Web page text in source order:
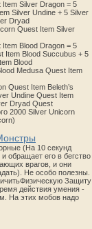
Silver Dragon = 5
Silver Undine + 5 Silver
Dryad
Quest Item Silver
Blood Dragon = 5
Item Blood Succubus + 5
Blood
Medusa Quest Item
Quest Item Beleth’s
Undine Quest Item
Dryad Quest
2000 Silver Unicorn
(На 10 секунд
обращает его в бегство
врагов, и они
Не особо полезны.
Защиту
действия умения -
На этих мобов надо